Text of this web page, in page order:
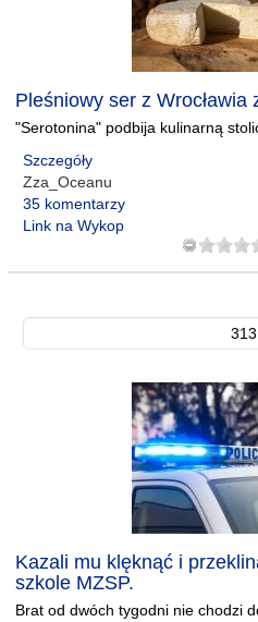
Pleśniowy ser z Wrocławia
"Serotonina" podbija kulinarną
Szczegóły
Zza_Oceanu
35 komentarzy
Link na Wykop
313
Kazali mu klęknąć i
szkole MZSP.
Brat od dwóch tygodni nie chodzi